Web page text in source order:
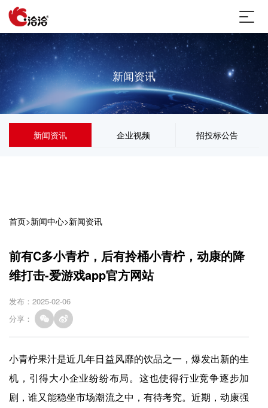
新闻资讯
新闻资讯 企业视频 招投标公告
首页>新闻中心>新闻资讯
前有C多小青柠，后有拎桶小青柠，动康的降
维打击-爱游戏app官方网站
发布：2025-02-06
分享：
小青柠果汁是近几年日益风靡的饮品之一，爆发出新的生
机，引得大小企业纷纷布局。这也使得行业竞争逐步加
剧，谁又能稳坐市场潮流之中，有待考究。近期，动康强